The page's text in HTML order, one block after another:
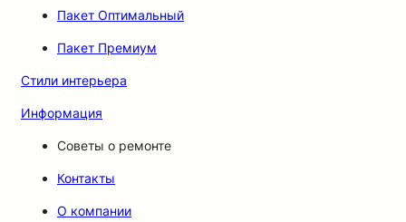
Пакет Оптимальный
Пакет Премиум
Стили интерьера
Информация
Советы о ремонте
Контакты
О компании